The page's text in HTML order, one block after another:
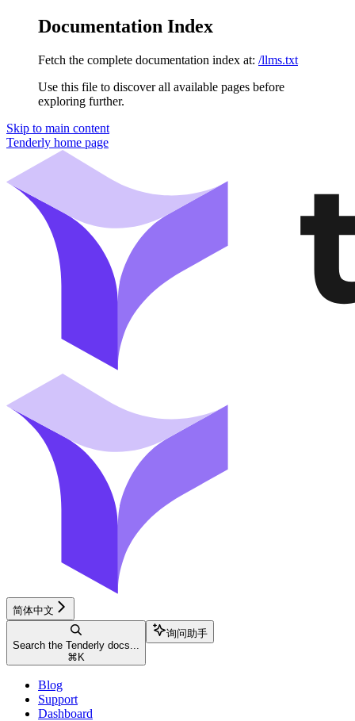
Documentation Index
Fetch the complete documentation index at: /llms.txt
Use this file to discover all available pages before
exploring further.
Skip to main content
Tenderly home page
简体中文
Search the Tenderly docs...
⌘ K
询问助手
Blog
Support
Dashboard